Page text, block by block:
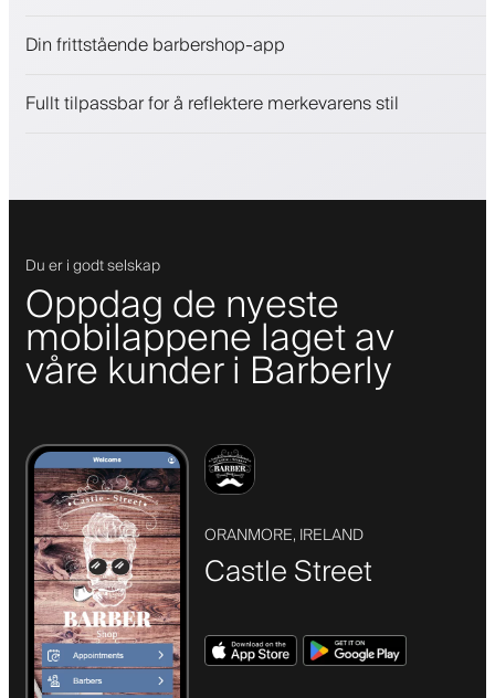
Engasjer kunder med et lojalitetsprogram
Din frittstående barbershop-app
Fullt tilpassbar for å reflektere merkevarens stil
Du er i godt selskap
Oppdag de nyeste
mobilappene laget av
våre kunder i Barberly
ORANMORE, IRELAND
Castle Street